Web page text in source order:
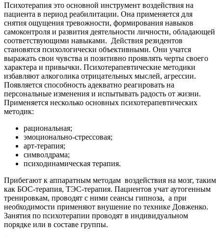
Психотерапия это основной инструмент воздействия на
пациента в период реабилитации. Она применяется для
снятия ощущения тревожности, формирования навыков
самоконтроля и развития деятельности личности, обладающей
соответствующими навыками. Действия резидентов
становятся психологически объективными. Они учатся
выражать свои чувства и позитивно проявлять черты своего
характера и привычки. Психотерапевтические методики
избавляют алкоголика отрицательных мыслей, агрессии.
Появляется способность адекватно реагировать на
персональные изменения и испытывать радость от жизни.
Применяется несколько основных психотерапевтических
методик:
рациональная;
эмоционально-стрессовая;
арт-терапия;
символдрама;
психодинамическая терапия.
Прибегают к аппаратным методам воздействия на мозг, таким
как БОС-терапия, ТЭС-терапия. Пациентов учат аутогенным
тренировкам, проводят с ними сеансы гипноза, а при
необходимости применяют внушение по технике Довженко.
Занятия по психотерапии проводят в индивидуальном
порядке или в составе группы.